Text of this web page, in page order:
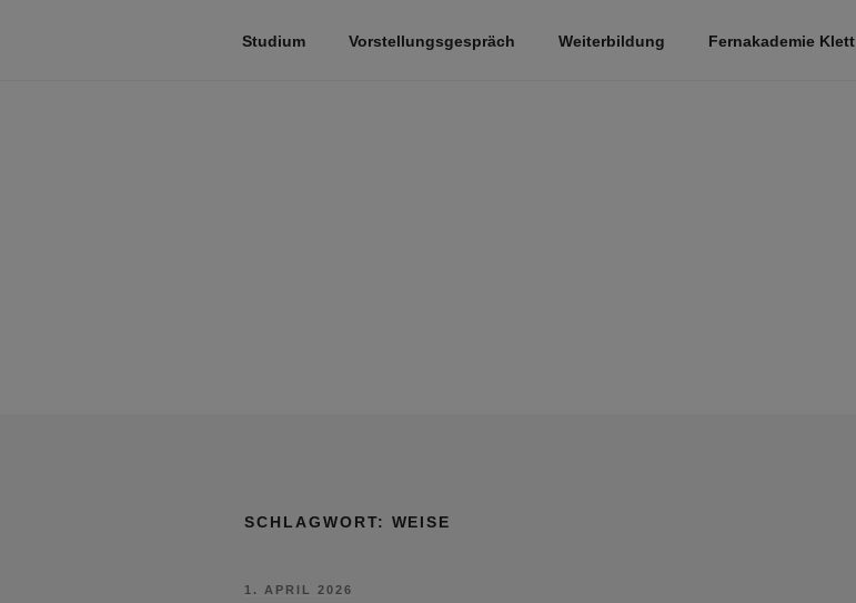
Studium Vorstellungsgespräch Weiterbildung Fernakademie Klett
SCHLAGWORT: WEISE
VERÖFFENTLICHT
1. APRIL 2026